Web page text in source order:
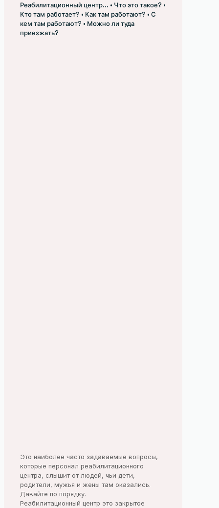
Реабилитационный центр... • Что это такое? •
Кто там работает? • Как там работают? • С
кем там работают? • Можно ли туда
приезжать?
Это наиболее часто задаваемые вопросы,
которые персонал реабилитационного
центра, слышит от людей, чьи дети,
родители, мужья и жены там оказались.
Давайте по порядку.
Реабилитационный центр это закрытое